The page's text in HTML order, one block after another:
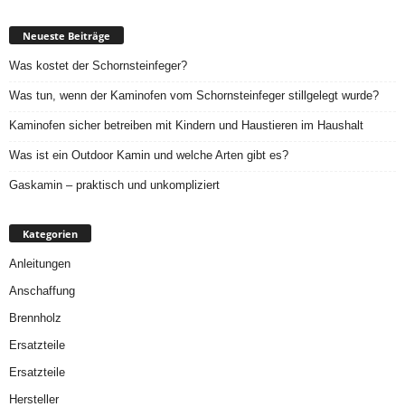
Neueste Beiträge
Was kostet der Schornsteinfeger?
Was tun, wenn der Kaminofen vom Schornsteinfeger stillgelegt wurde?
Kaminofen sicher betreiben mit Kindern und Haustieren im Haushalt
Was ist ein Outdoor Kamin und welche Arten gibt es?
Gaskamin – praktisch und unkompliziert
Kategorien
Anleitungen
Anschaffung
Brennholz
Ersatzteile
Ersatzteile
Hersteller